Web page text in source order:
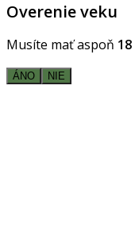
Overenie veku
Musíte mať aspoň 18
ÁNO NIE